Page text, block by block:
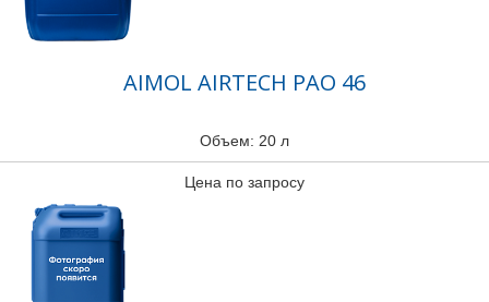
AIMOL AIRTECH PAO 46
Объем: 20 л
Цена по запросу